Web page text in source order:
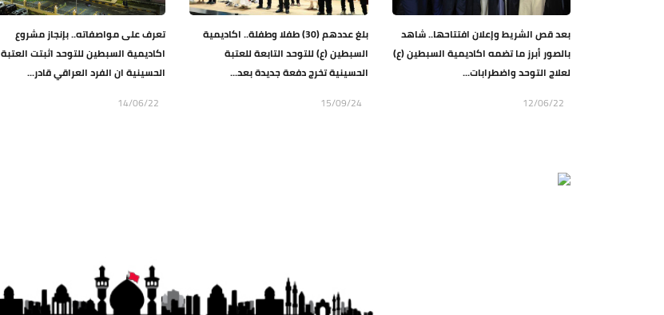
بعد قص الشريط وإعلان افتتاحها.. شاهد
بالصور أبرز ما تضمه اكاديمية السبطين (ع)
لعلاج التوحد واضطرابات...
12/06/22
بلغ عددهم (30) طفلا وطفلة.. اكاديمية
السبطين (ع) للتوحد التابعة للعتبة
الحسينية تخرج دفعة جديدة بعد...
15/09/24
تعرف على مواصفاته.. بإنجاز مشروع
اكاديمية السبطين للتوحد اثبتت العتبة
الحسينية ان الفرد العراقي قادر...
14/06/22